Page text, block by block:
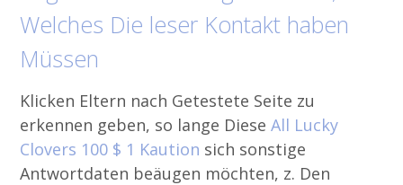
Welches Die leser Kontakt haben
Müssen
Klicken Eltern nach Getestete Seite zu
erkennen geben, so lange DieseAll Lucky
Clovers 100 $ 1 Kaution sich sonstige
Antwortdaten beäugen möchten, z. Den